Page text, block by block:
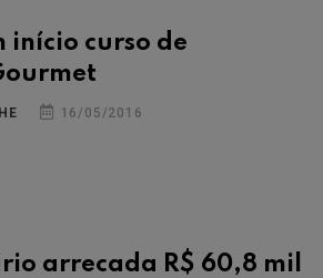
início curso de
16/05/2016
arrecada R$ 60,8 mil